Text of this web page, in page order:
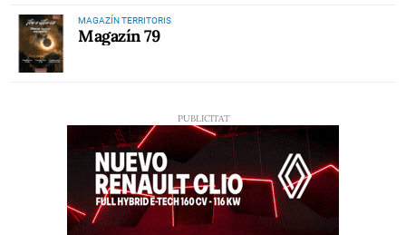
MAGAZÍN TERRITORIS
Magazín 79